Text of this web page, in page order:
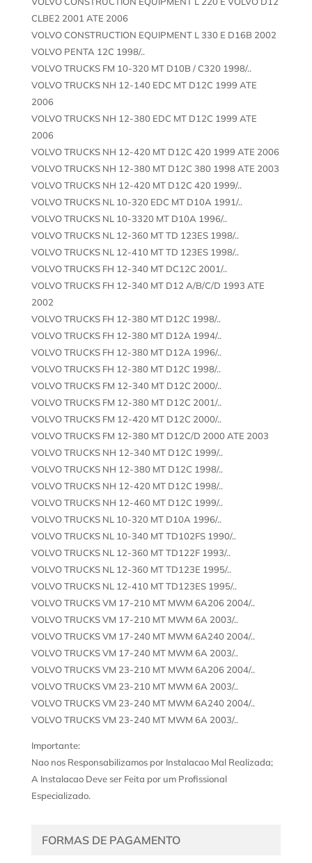
CLBE2 2001 ATE 2006
VOLVO CONSTRUCTION EQUIPMENT L 330 E D16B 2002
VOLVO PENTA 12C 1998/..
VOLVO TRUCKS FM 10-320 MT D10B / C320 1998/..
VOLVO TRUCKS NH 12-140 EDC MT D12C 1999 ATE
2006
VOLVO TRUCKS NH 12-380 EDC MT D12C 1999 ATE
2006
VOLVO TRUCKS NH 12-420 MT D12C 420 1999 ATE 2006
VOLVO TRUCKS NH 12-380 MT D12C 380 1998 ATE 2003
VOLVO TRUCKS NH 12-420 MT D12C 420 1999/..
VOLVO TRUCKS NL 10-320 EDC MT D10A 1991/..
VOLVO TRUCKS NL 10-3320 MT D10A 1996/..
VOLVO TRUCKS NL 12-360 MT TD 123ES 1998/..
VOLVO TRUCKS NL 12-410 MT TD 123ES 1998/..
VOLVO TRUCKS FH 12-340 MT DC12C 2001/..
VOLVO TRUCKS FH 12-340 MT D12 A/B/C/D 1993 ATE
2002
VOLVO TRUCKS FH 12-380 MT D12C 1998/..
VOLVO TRUCKS FH 12-380 MT D12A 1994/..
VOLVO TRUCKS FH 12-380 MT D12A 1996/..
VOLVO TRUCKS FH 12-380 MT D12C 1998/..
VOLVO TRUCKS FM 12-340 MT D12C 2000/..
VOLVO TRUCKS FM 12-380 MT D12C 2001/..
VOLVO TRUCKS FM 12-420 MT D12C 2000/..
VOLVO TRUCKS FM 12-380 MT D12C/D 2000 ATE 2003
VOLVO TRUCKS NH 12-340 MT D12C 1999/..
VOLVO TRUCKS NH 12-380 MT D12C 1998/..
VOLVO TRUCKS NH 12-420 MT D12C 1998/..
VOLVO TRUCKS NH 12-460 MT D12C 1999/..
VOLVO TRUCKS NL 10-320 MT D10A 1996/..
VOLVO TRUCKS NL 10-340 MT TD102FS 1990/..
VOLVO TRUCKS NL 12-360 MT TD122F 1993/..
VOLVO TRUCKS NL 12-360 MT TD123E 1995/..
VOLVO TRUCKS NL 12-410 MT TD123ES 1995/..
VOLVO TRUCKS VM 17-210 MT MWM 6A206 2004/..
VOLVO TRUCKS VM 17-210 MT MWM 6A 2003/..
VOLVO TRUCKS VM 17-240 MT MWM 6A240 2004/..
VOLVO TRUCKS VM 17-240 MT MWM 6A 2003/..
VOLVO TRUCKS VM 23-210 MT MWM 6A206 2004/..
VOLVO TRUCKS VM 23-210 MT MWM 6A 2003/..
VOLVO TRUCKS VM 23-240 MT MWM 6A240 2004/..
VOLVO TRUCKS VM 23-240 MT MWM 6A 2003/..
Importante:
Nao nos Responsabilizamos por Instalacao Mal Realizada;
A Instalacao Deve ser Feita por um Profissional
Especializado.
FORMAS DE PAGAMENTO